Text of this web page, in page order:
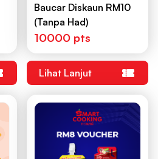
Baucar Diskaun RM10
(Tanpa Had)
10000 pts
Lihat Lanjut